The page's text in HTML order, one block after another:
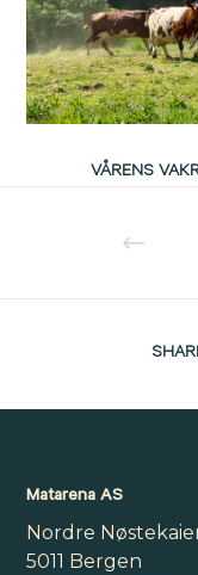
VÅRENS
Matarena AS
Nordre
5011 Bergen